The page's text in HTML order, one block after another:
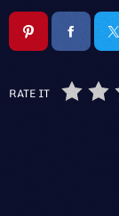
RATE IT